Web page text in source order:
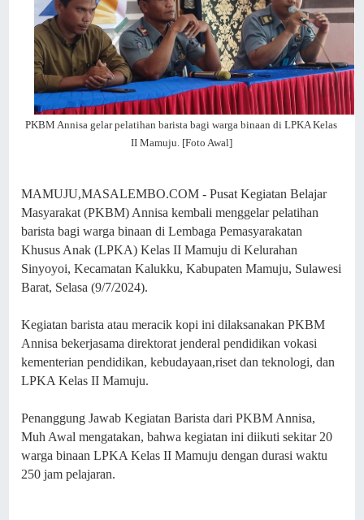
PKBM Annisa gelar pelatihan barista bagi warga binaan di LPKA Kelas
II Mamuju. [Foto Awal]
MAMUJU,MASALEMBO.COM - Pusat Kegiatan Belajar
Masyarakat (PKBM) Annisa kembali menggelar pelatihan
barista bagi warga binaan di Lembaga Pemasyarakatan
Khusus Anak (LPKA) Kelas II Mamuju di Kelurahan
Sinyoyoi, Kecamatan Kalukku, Kabupaten Mamuju, Sulawesi
Barat, Selasa (9/7/2024).
Kegiatan barista atau meracik kopi ini dilaksanakan PKBM
Annisa bekerjasama direktorat jenderal pendidikan vokasi
kementerian pendidikan, kebudayaan,riset dan teknologi, dan
LPKA Kelas II Mamuju.
Penanggung Jawab Kegiatan Barista dari PKBM Annisa,
Muh Awal mengatakan, bahwa kegiatan ini diikuti sekitar 20
warga binaan LPKA Kelas II Mamuju dengan durasi waktu
250 jam pelajaran.